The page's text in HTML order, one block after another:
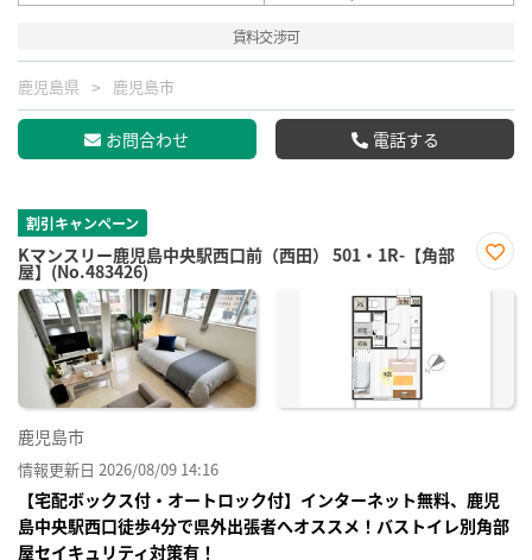
賃料交渉可
鹿児島県 鹿児島市
お問合わせ 電話する
割引キャンペーン
Kマンスリー鹿児島中央駅西口前（西田） 501・1R-【角部
屋】(No.483426)
に入
鹿児島市
情報更新日 2026/08/09 14:16
【宅配ボックス付・オートロック付】インターネット無料、鹿児
島中央駅西口徒歩4分で県外出張者へオススメ！バストイレ別角部
屋セイキュリティ対策有！